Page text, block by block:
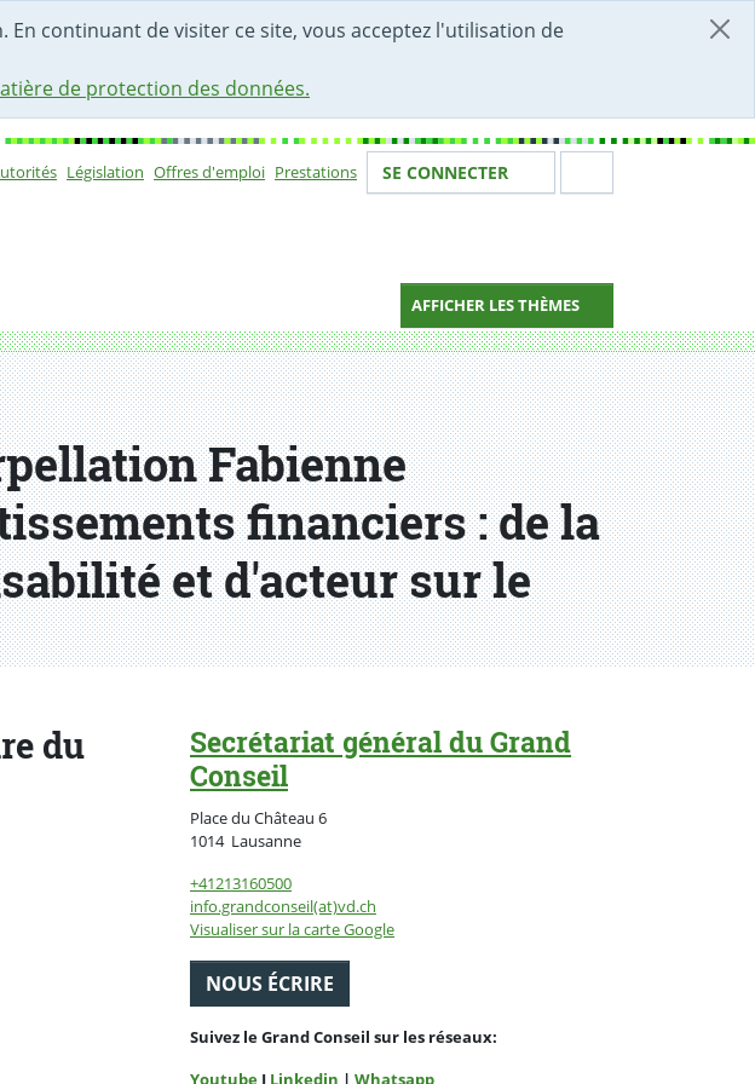
continuant de visiter ce site, vous acceptez l'utilisation de
de protection des données.
Législation Offres d'emploi Prestations Votre identité
SE CONNECTER
AFFICHER LES THÈMES
Fabienne
financiers : de la
et d'acteur sur le
du
Secrétariat général du Grand
Conseil
Place du Château 6
1014 LausanneSuisse
+41213160500
info.grandconseil(at)vd.ch
Visualiser sur la carte Google
NOUS ÉCRIRE
Suivez le Grand Conseil sur les réseaux:
Youtube I Linkedin | Whatsapp